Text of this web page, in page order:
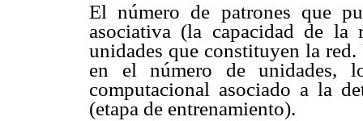
El número de patrones que
asociativa (la capacidad de la
unidades que constituyen la
en el número de unidades,
computacional asociado a la
(etapa de entrenamiento).